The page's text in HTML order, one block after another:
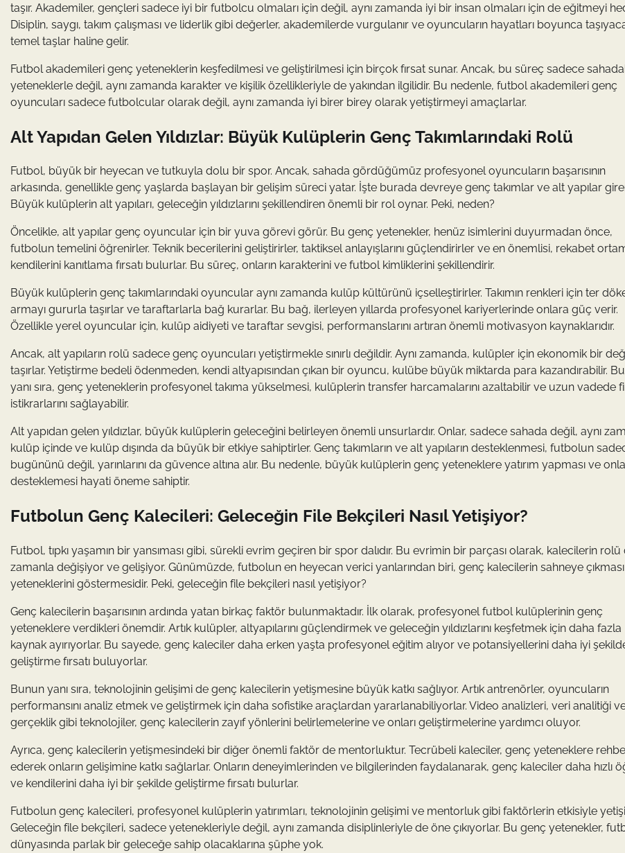
taşır. Akademiler, gençleri sadece iyi bir futbolcu olmaları için değil, aynı zamanda iyi bir insan olmaları için de eğitmeyi
Disiplin, saygı, takım çalışması ve liderlik gibi değerler, akademilerde vurgulanır ve oyuncuların hayatları boyunca
temel taşlar haline gelir.
Futbol akademileri genç yeteneklerin keşfedilmesi ve geliştirilmesi için birçok fırsat sunar. Ancak, bu süreç sadece
yeteneklerle değil, aynı zamanda karakter ve kişilik özellikleriyle de yakından ilgilidir. Bu nedenle, futbol akademileri genç
oyuncuları sadece futbolcular olarak değil, aynı zamanda iyi birer birey olarak yetiştirmeyi amaçlarlar.
Alt Yapıdan Gelen Yıldızlar: Büyük Kulüplerin Genç Takımlarındaki Rolü
Futbol, büyük bir heyecan ve tutkuyla dolu bir spor. Ancak, sahada gördüğümüz profesyonel oyuncuların başarısının
arkasında, genellikle genç yaşlarda başlayan bir gelişim süreci yatar. İşte burada devreye genç takımlar ve alt yapılar
Büyük kulüplerin alt yapıları, geleceğin yıldızlarını şekillendiren önemli bir rol oynar. Peki, neden?
Öncelikle, alt yapılar genç oyuncular için bir yuva görevi görür. Bu genç yetenekler, henüz isimlerini duyurmadan önce,
futbolun temelini öğrenirler. Teknik becerilerini geliştirirler, taktiksel anlayışlarını güçlendirirler ve en önemlisi, rekabet
kendilerini kanıtlama fırsatı bulurlar. Bu süreç, onların karakterini ve futbol kimliklerini şekillendirir.
Büyük kulüplerin genç takımlarındaki oyuncular aynı zamanda kulüp kültürünü içselleştirirler. Takımın renkleri için ter
armayı gururla taşırlar ve taraftarlarla bağ kurarlar. Bu bağ, ilerleyen yıllarda profesyonel kariyerlerinde onlara güç verir.
Özellikle yerel oyuncular için, kulüp aidiyeti ve taraftar sevgisi, performanslarını artıran önemli motivasyon kaynaklarıdır.
Ancak, alt yapıların rolü sadece genç oyuncuları yetiştirmekle sınırlı değildir. Aynı zamanda, kulüpler için ekonomik bir
taşırlar. Yetiştirme bedeli ödenmeden, kendi altyapısından çıkan bir oyuncu, kulübe büyük miktarda para kazandırabilir.
yanı sıra, genç yeteneklerin profesyonel takıma yükselmesi, kulüplerin transfer harcamalarını azaltabilir ve uzun vadede
istikrarlarını sağlayabilir.
Alt yapıdan gelen yıldızlar, büyük kulüplerin geleceğini belirleyen önemli unsurlardır. Onlar, sadece sahada değil, aynı
kulüp içinde ve kulüp dışında da büyük bir etkiye sahiptirler. Genç takımların ve alt yapıların desteklenmesi, futbolun
bugününü değil, yarınlarını da güvence altına alır. Bu nedenle, büyük kulüplerin genç yeteneklere yatırım yapması ve
desteklemesi hayati öneme sahiptir.
Futbolun Genç Kalecileri: Geleceğin File Bekçileri Nasıl Yetişiyor?
Futbol, tıpkı yaşamın bir yansıması gibi, sürekli evrim geçiren bir spor dalıdır. Bu evrimin bir parçası olarak, kalecilerin rolü
zamanla değişiyor ve gelişiyor. Günümüzde, futbolun en heyecan verici yanlarından biri, genç kalecilerin sahneye
yeteneklerini göstermesidir. Peki, geleceğin file bekçileri nasıl yetişiyor?
Genç kalecilerin başarısının ardında yatan birkaç faktör bulunmaktadır. İlk olarak, profesyonel futbol kulüplerinin genç
yeteneklere verdikleri önemdir. Artık kulüpler, altyapılarını güçlendirmek ve geleceğin yıldızlarını keşfetmek için daha fazla
kaynak ayırıyorlar. Bu sayede, genç kaleciler daha erken yaşta profesyonel eğitim alıyor ve potansiyellerini daha iyi
geliştirme fırsatı buluyorlar.
Bunun yanı sıra, teknolojinin gelişimi de genç kalecilerin yetişmesine büyük katkı sağlıyor. Artık antrenörler, oyuncuların
performansını analiz etmek ve geliştirmek için daha sofistike araçlardan yararlanabiliyorlar. Video analizleri, veri analitiği
gerçeklik gibi teknolojiler, genç kalecilerin zayıf yönlerini belirlemelerine ve onları geliştirmelerine yardımcı oluyor.
Ayrıca, genç kalecilerin yetişmesindeki bir diğer önemli faktör de mentorluktur. Tecrübeli kaleciler, genç yeteneklere
ederek onların gelişimine katkı sağlarlar. Onların deneyimlerinden ve bilgilerinden faydalanarak, genç kaleciler daha hızlı
ve kendilerini daha iyi bir şekilde geliştirme fırsatı bulurlar.
Futbolun genç kalecileri, profesyonel kulüplerin yatırımları, teknolojinin gelişimi ve mentorluk gibi faktörlerin etkisiyle
Geleceğin file bekçileri, sadece yetenekleriyle değil, aynı zamanda disiplinleriyle de öne çıkıyorlar. Bu genç yetenekler,
dünyasında parlak bir geleceğe sahip olacaklarına şüphe yok.